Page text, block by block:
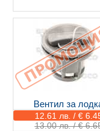
Вентил за
12.61 лв. / €
13.00 лв. / €